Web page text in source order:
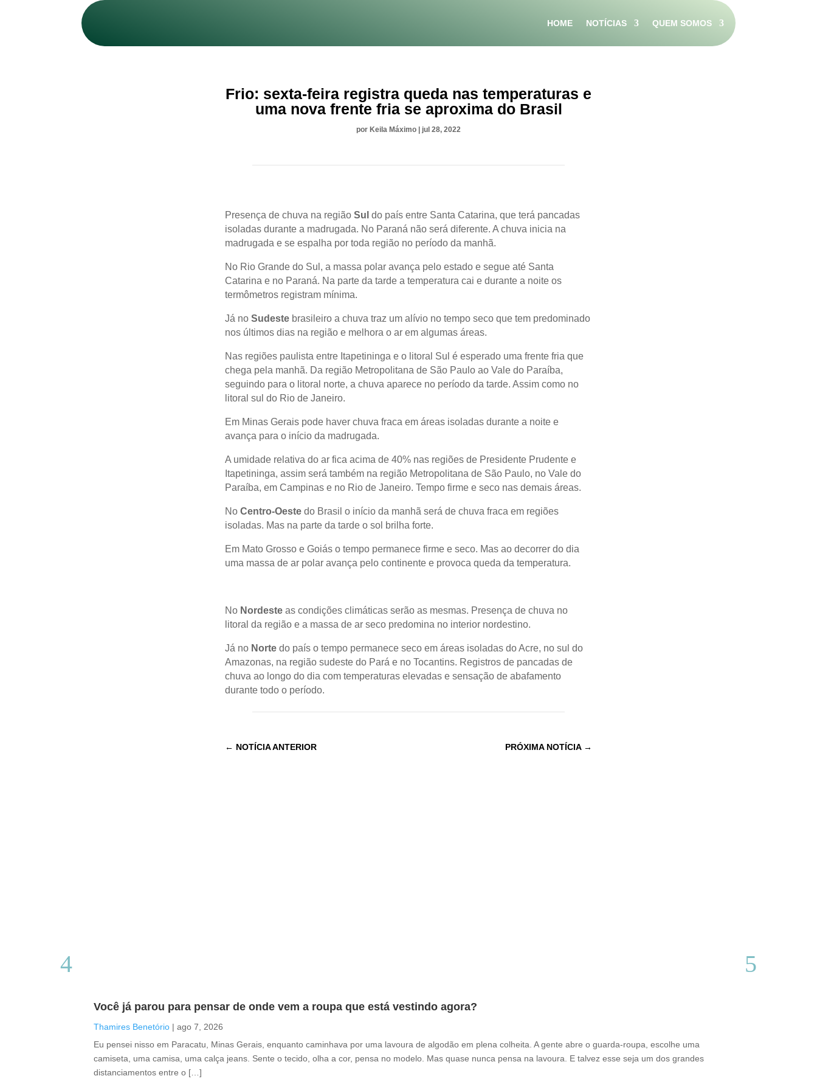
HOME NOTÍCIAS QUEM SOMOS
Frio: sexta-feira registra queda nas temperaturas e
uma nova frente fria se aproxima do Brasil
por Keila Máximo | jul 28, 2022
Presença de chuva na região Sul do país entre Santa Catarina, que terá pancadas
isoladas durante a madrugada. No Paraná não será diferente. A chuva inicia na
madrugada e se espalha por toda região no período da manhã.
No Rio Grande do Sul, a massa polar avança pelo estado e segue até Santa
Catarina e no Paraná. Na parte da tarde a temperatura cai e durante a noite os
termômetros registram mínima.
Já no Sudestebrasileiro a chuva traz um alívio no tempo seco que tem predominado
nos últimos dias na região e melhora o ar em algumas áreas.
Nas regiões paulista entre Itapetininga e o litoral Sul é esperado uma frente fria que
chega pela manhã. Da região Metropolitana de São Paulo ao Vale do Paraíba,
seguindo para o litoral norte, a chuva aparece no período da tarde. Assim como no
litoral sul do Rio de Janeiro.
Em Minas Gerais pode haver chuva fraca em áreas isoladas durante a noite e
avança para o início da madrugada.
A umidade relativa do ar fica acima de 40% nas regiões de Presidente Prudente e
Itapetininga, assim será também na região Metropolitana de São Paulo, no Vale do
Paraíba, em Campinas e no Rio de Janeiro. Tempo firme e seco nas demais áreas.
No Centro-Oestedo Brasil o início da manhã será de chuva fraca em regiões
isoladas. Mas na parte da tarde o sol brilha forte.
Em Mato Grosso e Goiás o tempo permanece firme e seco. Mas ao decorrer do dia
uma massa de ar polar avança pelo continente e provoca queda da temperatura.
No Nordesteas condições climáticas serão as mesmas. Presença de chuva no
litoral da região e a massa de ar seco predomina no interior nordestino.
Já no Nortedo país o tempo permanece seco em áreas isoladas do Acre, no sul do
Amazonas, na região sudeste do Pará e no Tocantins. Registros de pancadas de
chuva ao longo do dia com temperaturas elevadas e sensação de abafamento
durante todo o período.
← NOTÍCIA ANTERIOR PRÓXIMA NOTÍCIA→
Você já parou para pensar de onde vem a roupa que está vestindo agora?
Thamires Benetório | ago 7, 2026
Eu pensei nisso em Paracatu, Minas Gerais, enquanto caminhava por uma lavoura de algodão em plena colheita. A gente abre o guarda-roupa, escolhe uma
camiseta, uma camisa, uma calça jeans. Sente o tecido, olha a cor, pensa no modelo. Mas quase nunca pensa na lavoura. E talvez esse seja um dos grandes
distanciamentos entre o […]